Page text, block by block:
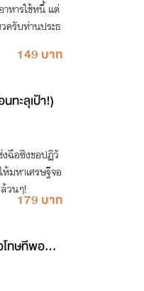
หารใช้หนี้ แต่
ครับท่านประธ
149 บาท
ทะลุเป้า!)
งฉือซิงขอปฏิวั
มหาเศรษฐีจอ
วนๆ!
179 บาท
ทษทีพอดีผ